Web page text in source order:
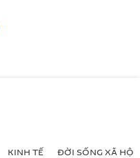
KINH TẾ ĐỜI SỐNG XÃ HỘI